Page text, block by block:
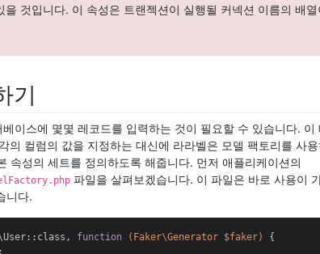
을 것입니다. 이 속성은 트랜젝션이 실행될 커넥션 이름의 배
기
이스에 몇몇 레코드를 입력하는 것이 필요할 수 있습니다. 이
의 컬럼의 값을 지정하는 대신에 라라벨은 모델 팩토리를 사
속성의 세트를 정의하도록 해줍니다. 먼저 애플리케이션의
파일을 살펴보겠습니다. 이 파일은 바로 사용이
니다.
function (Faker\Generator $faker)
{